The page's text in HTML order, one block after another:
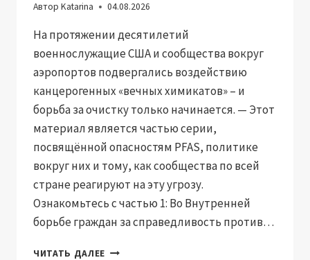
Автор Katarina 04.08.2026
На протяжении десятилетий
военнослужащие США и сообщества вокруг
аэропортов подвергались воздействию
канцерогенных «вечных химикатов» – и
борьба за очистку только начинается. — Этот
материал является частью серии,
посвящённой опасностям PFAS, политике
вокруг них и тому, как сообщества по всей
стране реагируют на эту угрозу.
Ознакомьтесь с частью 1: Во Внутренней
борьбе граждан за справедливость против…
ЧИТАТЬ ДАЛЕЕ КАК